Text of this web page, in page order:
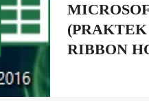
(PRAKTEK
RIBBON